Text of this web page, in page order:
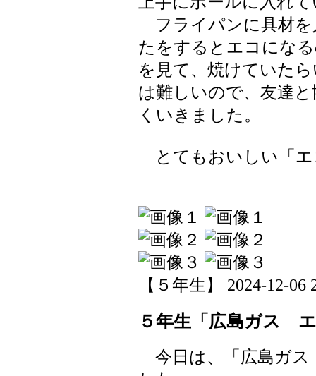
フライパンに具材を
たをするとエコにな
を見て、焼けていた
は難しいので、友達
くいきました。
とてもおいしい「エ
【５年生】 2024-12-06
５年生「広島ガス
今日は、「広島ガ